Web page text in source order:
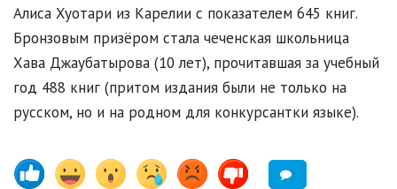
Алиса Хуотари из Карелии с показателем 645 книг.
Бронзовым призёром стала чеченская школьница
Хава Джаубатырова (10 лет), прочитавшая за учебный
год 488 книг (притом издания были не только на
русском, но и на родном для конкурсантки языке).